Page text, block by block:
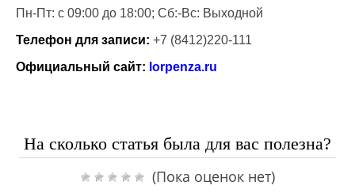
Пн-Пт: с 09:00 до 18:00; Сб:-Вс: Выходной
Телефон для записи: +7 (8412)220-111
Официальный сайт: lorpenza.ru
На сколько статья была для вас полезна?
(Пока оценок нет)